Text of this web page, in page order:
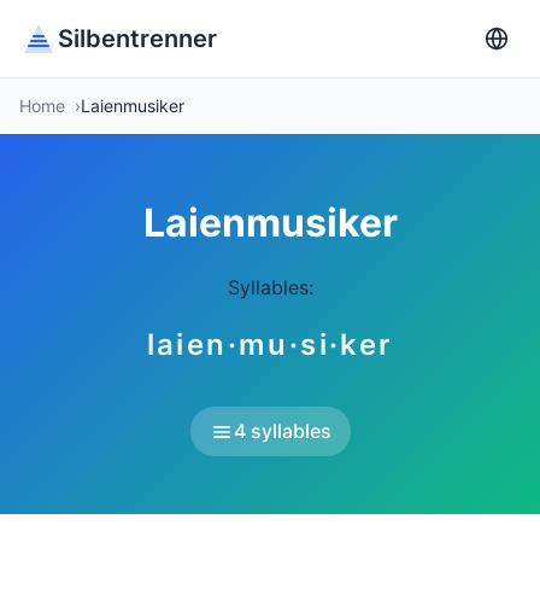
Silbentrenner
Home Laienmusiker
Laienmusiker
Syllables:
laien·mu·si·ker
4 syllables